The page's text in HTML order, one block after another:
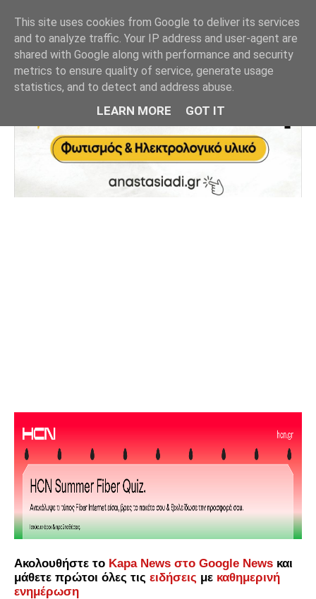
Ακολουθήστε το Kapa News στο Google News και
μάθετε πρώτοι όλες τις ειδήσεις με καθημερινή
ενημέρωση
This site uses cookies from Google to deliver its services
and to analyze traffic. Your IP address and user-agent are
shared with Google along with performance and security
metrics to ensure quality of service, generate usage
statistics, and to detect and address abuse.
LEARN MORE GOT IT